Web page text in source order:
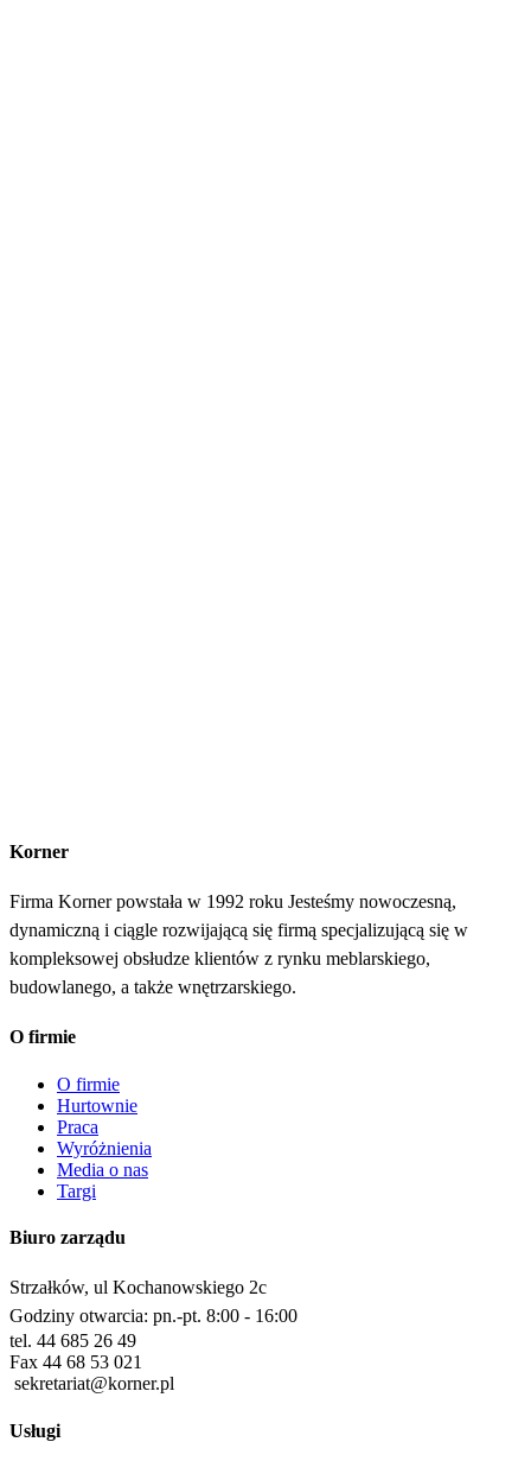
Korner
Firma Korner powstała w 1992 roku Jesteśmy nowoczesną,
dynamiczną i ciągle rozwijającą się firmą specjalizującą się w
kompleksowej obsłudze klientów z rynku meblarskiego,
budowlanego, a także wnętrzarskiego.
O firmie
O firmie
Hurtownie
Praca
Wyróżnienia
Media o nas
Targi
Biuro zarządu
Strzałków, ul Kochanowskiego 2c
Godziny otwarcia: pn.-pt. 8:00 - 16:00
tel. 44 685 26 49
Fax 44 68 53 021
sekretariat@korner.pl
Usługi